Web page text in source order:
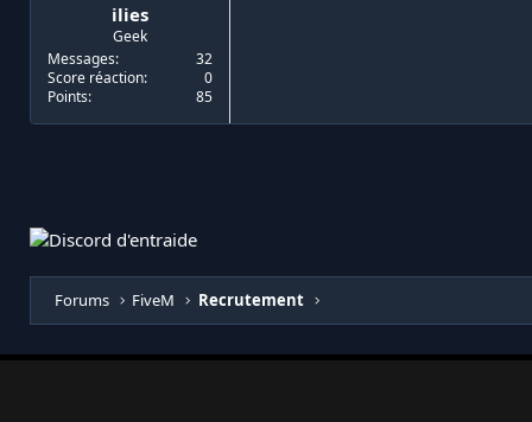
ilies
Geek
Messages
32
Score réaction
0
Points
85
Forums FiveM Recrutement